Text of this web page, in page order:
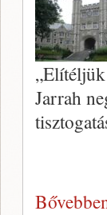
Jarrah